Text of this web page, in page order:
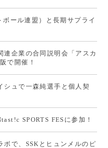
ボール連盟）と長期サプライ
連企業の合同説明会「アスカ
で開催！
シュで一森純選手と個人契
SPORTS FESに参加！
ボで、SSKとヒュンメルのピ